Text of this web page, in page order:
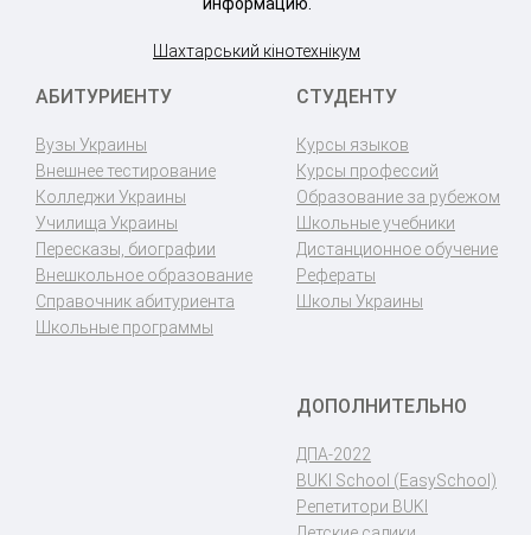
Шахтарський кінотехнікум
АБИТУРИЕНТУ
Вузы Украины
Внешнее тестирование
Колледжи Украины
Училища Украины
Пересказы, биографии
Внешкольное образование
Справочник абитуриента
Школьные программы
СТУДЕНТУ
Курсы языков
Курсы профессий
Образование за рубежом
Школьные учебники
Дистанционное обучение
Рефераты
Школы Украины
ДОПОЛНИТЕЛЬНО
ДПА-2022
BUKI School (EasySchool)
Репетитори BUKI